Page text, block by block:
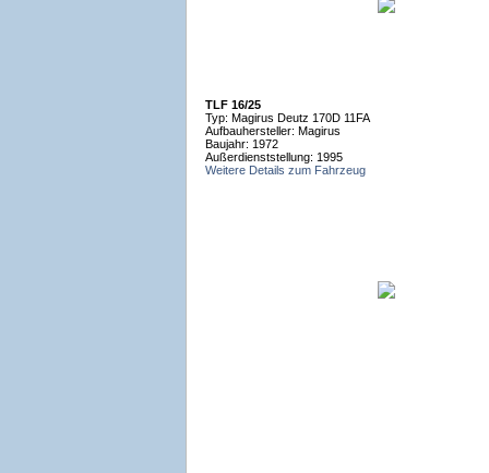
TLF 16/25
Typ: Magirus Deutz 170D 11FA
Aufbauhersteller: Magirus
Baujahr: 1972
Außerdienststellung: 1995
Weitere Details zum Fahrzeug